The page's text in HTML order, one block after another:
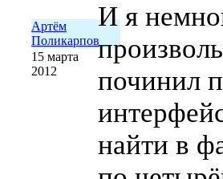
Артём
Поликарпов
15 марта
2012
И я
починил
найти в